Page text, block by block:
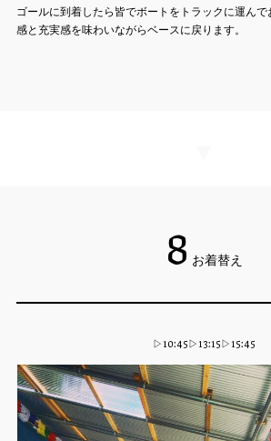
ゴールに到着したら皆でボートをトラックに運ん
感と充実感を味わいながらベースに戻ります。
8 お着替え
▷10:45▷13:15▷15:45